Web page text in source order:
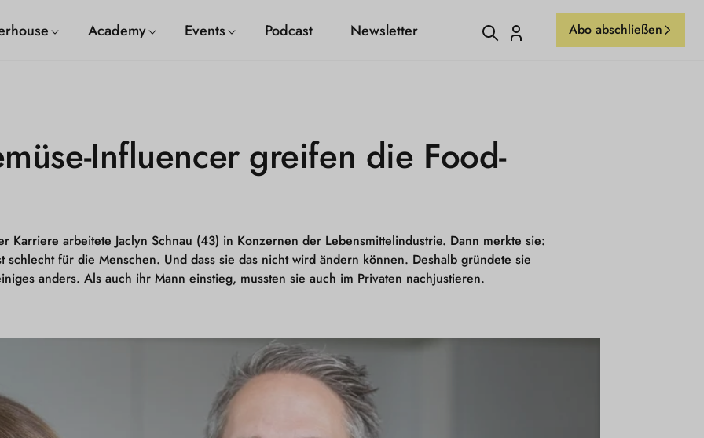
Academy Events Podcast Newsletter Einloggen Abo abschließen
Influencer greifen die Food-
Karriere arbeitete Jaclyn Schnau (43) in Konzernen der Lebensmittelindustrie. Dann merkte sie:
schlecht für die Menschen. Und dass sie das nicht wird ändern können. Deshalb gründete sie
anders. Als auch ihr Mann einstieg, mussten sie auch im Privaten nachjustieren.